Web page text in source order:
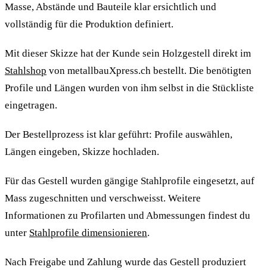
Masse, Abstände und Bauteile klar ersichtlich und
vollständig für die Produktion definiert.
Mit dieser Skizze hat der Kunde sein Holzgestell direkt im
Stahlshop von metallbauXpress.ch bestellt. Die benötigten
Profile und Längen wurden von ihm selbst in die Stückliste
eingetragen.
Der Bestellprozess ist klar geführt: Profile auswählen,
Längen eingeben, Skizze hochladen.
Für das Gestell wurden gängige Stahlprofile eingesetzt, auf
Mass zugeschnitten und verschweisst. Weitere
Informationen zu Profilarten und Abmessungen findest du
unter Stahlprofile dimensionieren.
Nach Freigabe und Zahlung wurde das Gestell produziert